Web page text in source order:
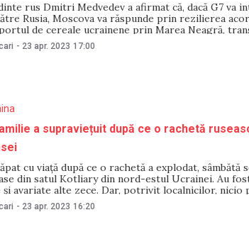
rus Dmitri Medvedev a afirmat că, dacă G7 va
Rusia, Moscova va răspunde prin rezilierea
de cereale ucrainene prin Marea Neagră,
sa vine în contextul în care Grupul celor
interdicție aproape totală a
- 23 apr. 2023 17:00
a supraviețuit după ce o rachetă
cu viață după ce o rachetă a explodat, sâmbătă
din satul Kotliary din nord-estul Ucrainei. Au
şi avariate alte zece. Dar, potrivit localnicilor, nicio
rănită, scrie Euronews.ro. „M-am gândit: Dacă,
- 23 apr. 2023 16:20